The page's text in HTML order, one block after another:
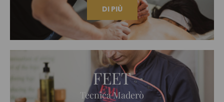
DI PIÙ
FEET
Tecnica Maderò